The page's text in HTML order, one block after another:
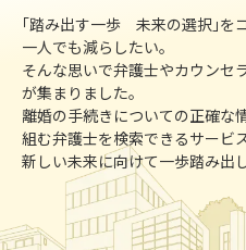
｢踏み出す一歩 未来の選択｣を
一人でも減らしたい。
そんな思いで弁護士やカウンセ
が集まりました。
離婚の手続きについての正確な
組む弁護士を検索できるサービ
新しい未来に向けて一歩踏み出